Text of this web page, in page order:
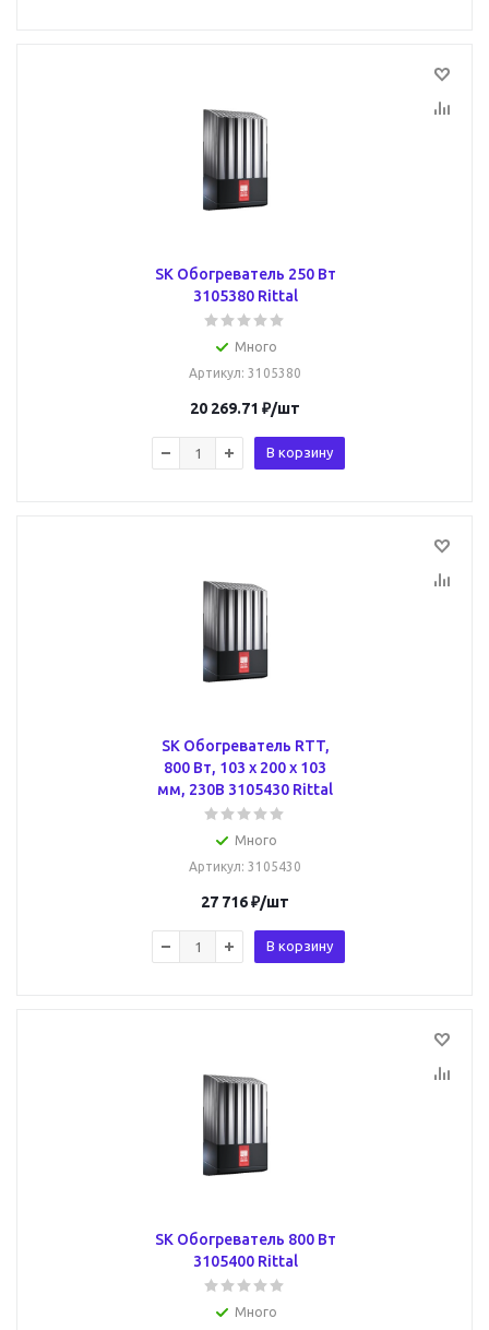
SK Обогреватель 250 Вт
3105380 Rittal
Много
Артикул: 3105380
20 269.71 ₽/шт
В корзину
SK Обогреватель RTT,
800 Вт, 103 х 200 х 103
мм, 230В 3105430 Rittal
Много
Артикул: 3105430
27 716₽/шт
В корзину
SK Обогреватель 800 Вт
3105400 Rittal
Много